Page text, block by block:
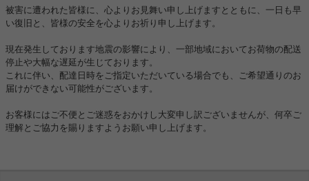
被害に遭われた皆様に、心よりお見舞い申し上げますとともに、一日も早
い復旧と、皆様の安全を心よりお祈り申し上げます。
現在発生しております地震の影響により、一部地域においてお荷物の配送
停止や大幅な遅延が生じております。
これに伴い、配達日時をご指定いただいている場合でも、ご希望通りのお
届けができない可能性がございます。
お客様にはご不便とご迷惑をおかけし大変申し訳ございませんが、何卒ご
理解とご協力を賜りますようお願い申し上げます。